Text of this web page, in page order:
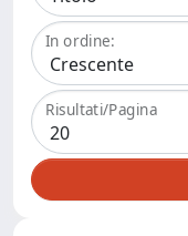
In ordine:
Risultati/Pagina